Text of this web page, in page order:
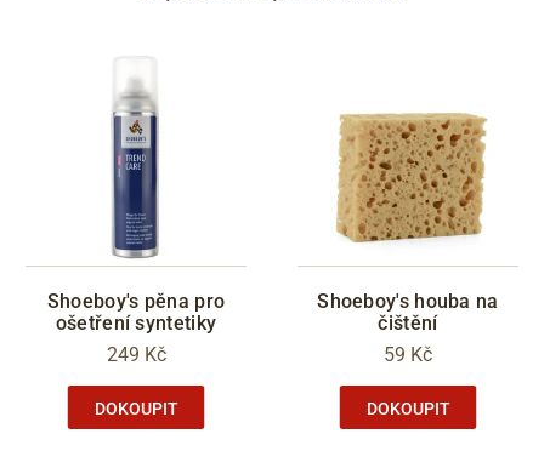
Shoeboy's pěna pro
ošetření syntetiky
249 Kč
DOKOUPIT
Shoeboy's houba na
čištění
59 Kč
DOKOUPIT